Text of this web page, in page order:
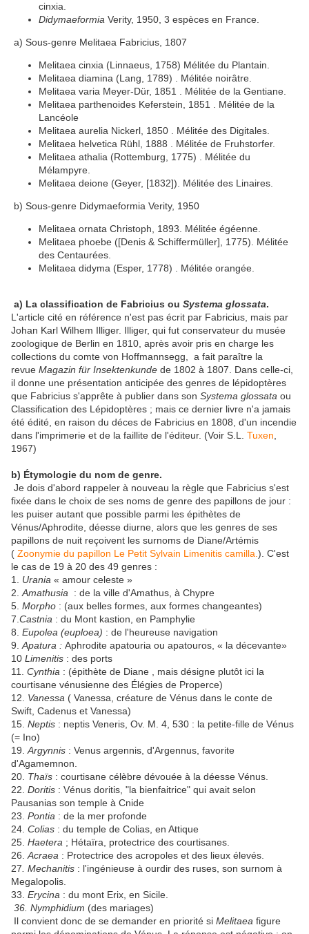
cinxia.
Didymaeformia Verity, 1950, 3 espèces en France.
a) Sous-genre Melitaea Fabricius, 1807
Melitaea cinxia (Linnaeus, 1758) Mélitée du Plantain.
Melitaea diamina (Lang, 1789) . Mélitée noirâtre.
Melitaea varia Meyer-Dür, 1851 . Mélitée de la Gentiane.
Melitaea parthenoides Keferstein, 1851 . Mélitée de la
Lancéole
Melitaea aurelia Nickerl, 1850 . Mélitée des Digitales.
Melitaea helvetica Rühl, 1888 . Mélitée de Fruhstorfer.
Melitaea athalia (Rottemburg, 1775) . Mélitée du
Mélampyre.
Melitaea deione (Geyer, [1832]). Mélitée des Linaires.
b) Sous-genre Didymaeformia Verity, 1950
Melitaea ornata Christoph, 1893. Mélitée égéenne.
Melitaea phoebe ([Denis & Schiffermüller], 1775). Mélitée
des Centaurées.
Melitaea didyma (Esper, 1778) . Mélitée orangée.
a) La classification de Fabricius ou Systema glossata.
L'article cité en référence n'est pas écrit par Fabricius, mais par
Johan Karl Wilhem Illiger. Illiger, qui fut conservateur du musée
zoologique de Berlin en 1810, après avoir pris en charge les
collections du comte von Hoffmannsegg, a fait paraître la
revue Magazin für Insektenkunde de 1802 à 1807. Dans celle-ci,
il donne une présentation anticipée des genres de lépidoptères
que Fabricius s'apprête à publier dans son Systema glossata ou
Classification des Lépidoptères ; mais ce dernier livre n'a jamais
été édité, en raison du déces de Fabricius en 1808, d'un incendie
dans l'imprimerie et de la faillite de l'éditeur. (Voir S.L. Tuxen
1967)
b) Étymologie du nom de genre.
Je dois d'abord rappeler à nouveau la règle que Fabricius s'est
fixée dans le choix de ses noms de genre des papillons de jour :
les puiser autant que possible parmi les épithètes de
Vénus/Aphrodite, déesse diurne, alors que les genres de ses
papillons de nuit reçoivent les surnoms de Diane/Artémis
( Zoonymie du papillon Le Petit Sylvain Limenitis camilla. ). C'est
le cas de 19 à 20 des 49 genres :
1. Urania « amour celeste »
2. Amathusia : de la ville d'Amathus, à Chypre
5. Morpho : (aux belles formes, aux formes changeantes)
7. Castnia : du Mont kastion, en Pamphylie
8. Eupolea (euploea) : de l'heureuse navigation
9. Apatura : Aphrodite apatouria ou apatouros, « la décevante»
10 Limenitis : des ports
11. Cynthia : (épithète de Diane , mais désigne plutôt ici la
courtisane vénusienne des Élégies de Properce)
12. Vanessa ( Vanessa, créature de Vénus dans le conte de
Swift, Cadenus et Vanessa)
15. Neptis : neptis Veneris, Ov. M. 4, 530 : la petite-fille de Vénus
(= Ino)
19. Argynnis : Venus argennis, d'Argennus, favorite
d'Agamemnon.
20. Thaïs : courtisane célèbre dévouée à la déesse Vénus.
22. Doritis : Vénus doritis, "la bienfaitrice" qui avait selon
Pausanias son temple à Cnide
23. Pontia : de la mer profonde
24. Colias : du temple de Colias, en Attique
25. Haetera ; Hétaïra, protectrice des courtisanes.
26. Acraea : Protectrice des acropoles et des lieux élevés.
27 . Mechanitis : l'ingénieuse à ourdir des ruses, son surnom à
Megalopolis.
33. Erycina : du mont Erix, en Sicile.
36. Nymphidium (des mariages)
Il convient donc de se demander en priorité si Melitaea figure